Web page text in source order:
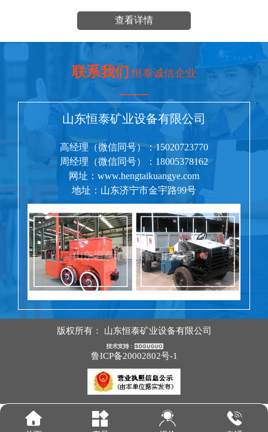
查看详情
联系我们 恒泰诚信企业
——
山东恒泰矿业设备有限公司
高经理（微信同号）：15020723770
周经理（微信同号）：18005378162
网址：www.hengtaikuangye.com
地址：山东济宁市金宇路99号
版权所有： 山东恒泰矿业设备有限公司
鲁ICP备20002802号-1